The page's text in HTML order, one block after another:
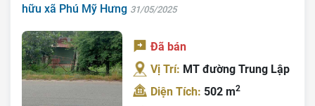
hữu xã Phú Mỹ Hưng 31/05/2025
Đã bán
Vị Trí: MT đường Trung Lập
Diện Tích: 502 m2